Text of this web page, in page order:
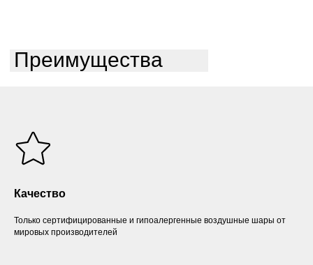
Преимущества
Качество
Только сертифицированные и гипоалергенные воздушные шары от
мировых производителей